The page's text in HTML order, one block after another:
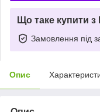
Що таке купити
Замовлення під
Опис